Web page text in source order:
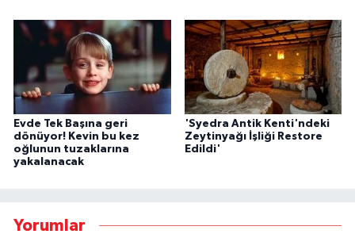
Evde Tek Başına geri
dönüyor! Kevin bu kez
oğlunun tuzaklarına
yakalanacak
'Syedra Antik Kenti'ndeki
Zeytinyağı İşliği Restore
Edildi'
Yorumlar